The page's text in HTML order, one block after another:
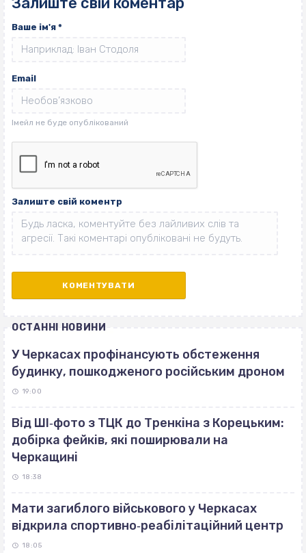
Ваше ім'я *
Email
Залиште свій коментр
ОСТАННІ НОВИНИ
У Черкасах профінансують обстеження
будинку, пошкодженого російським дроном
19:00
Від ШІ‐фото з ТЦК до Тренкіна з Корецьким:
добірка фейків, які поширювали на
Черкащині
18:38
Мати загиблого військового у Черкасах
відкрила спортивно‐реабілітаційний центр
18:05